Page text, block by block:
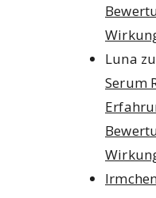
Luna zu
Serum